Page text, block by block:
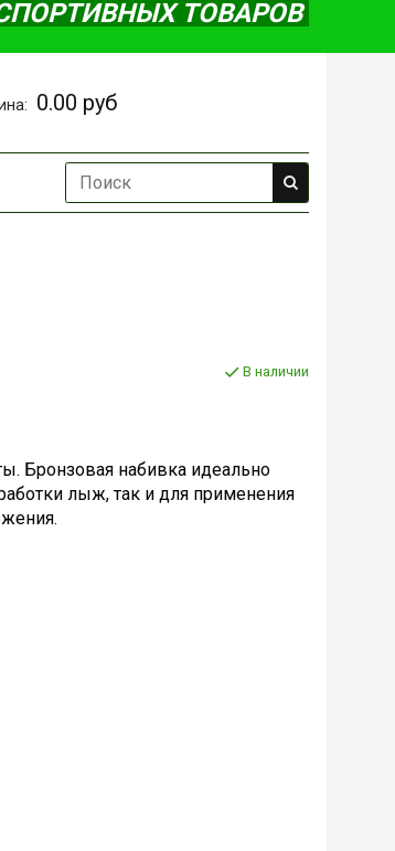
ТОВАРОВ
0.00 руб
В наличии
Бронзовая набивка идеально
лыж, так и для применения